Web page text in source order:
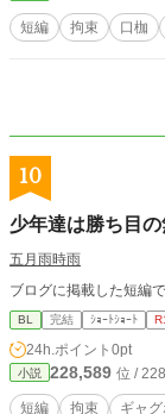
短編 拘束 口枷
10
少年達は勝ち目
五月雨時雨
ブログに掲載した短編で
BL 完結 ｼｮｰﾄｼｮｰﾄ
24h.ポイント 0pt
小説 228,589 位 /
短編 拘束 ギャ